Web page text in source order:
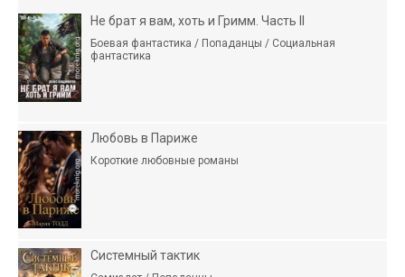
Не брат я вам, хоть и Гримм. Часть II
Боевая фантастика / Попаданцы / Социальная
фантастика
Любовь в Париже
Короткие любовные романы
Системный тактик